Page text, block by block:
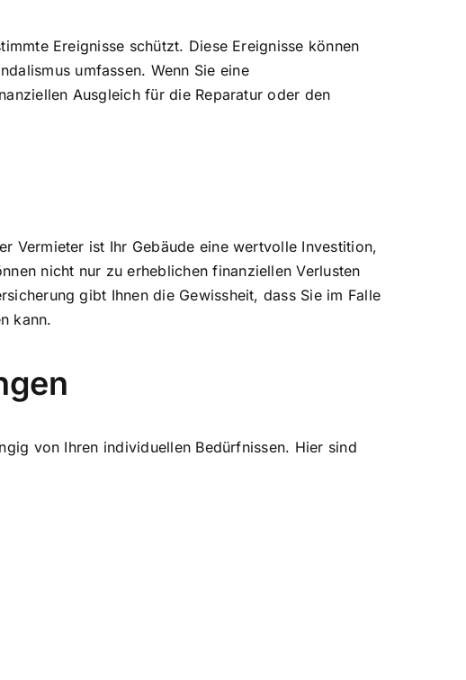
Ereignisse schützt. Diese Ereignisse können
umfassen. Wenn Sie eine
Ausgleich für die Reparatur oder den
Vermieter ist Ihr Gebäude eine wertvolle Investition,
nicht nur zu erheblichen finanziellen Verlusten
gibt Ihnen die Gewissheit, dass Sie im Falle
kann.
von Ihren individuellen Bedürfnissen. Hier sind